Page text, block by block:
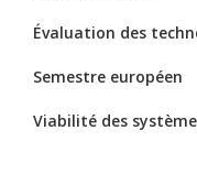
Évaluation des
Semestre européen
Viabilité des